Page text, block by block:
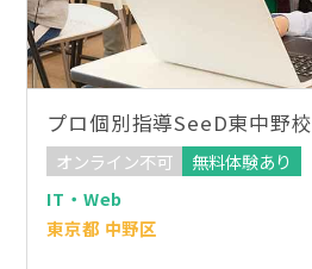
プロ個別指導SeeD東中野校
オンライン不可
無料体験あり
IT・Web
東京都 中野区